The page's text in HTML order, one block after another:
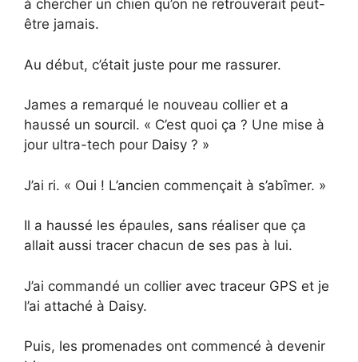
à chercher un chien qu’on ne retrouverait peut-
être jamais.
Au début, c’était juste pour me rassurer.
James a remarqué le nouveau collier et a
haussé un sourcil. « C’est quoi ça ? Une mise à
jour ultra-tech pour Daisy ? »
J’ai ri. « Oui ! L’ancien commençait à s’abîmer. »
Il a haussé les épaules, sans réaliser que ça
allait aussi tracer chacun de ses pas à lui.
J’ai commandé un collier avec traceur GPS et je
l’ai attaché à Daisy.
Puis, les promenades ont commencé à devenir